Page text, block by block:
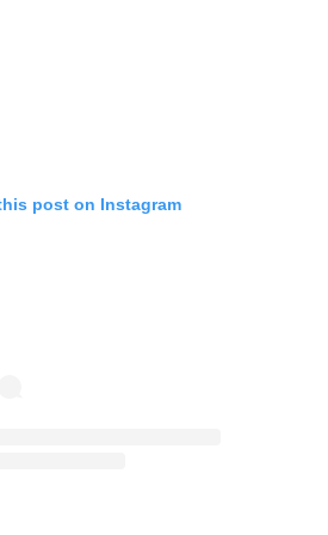
post on Instagram